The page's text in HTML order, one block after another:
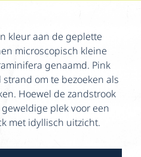
kleur aan de geplette
microscopisch kleine
genaamd. Pink
om te bezoeken als
Hoewel de zandstrook
plek voor een
met idyllisch uitzicht.